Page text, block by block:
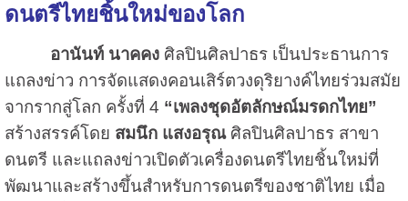
ดนตรีไทยชิ้นใหม่ของโลก
อานันท์ นาคคงศิลปินศิลปาธร เป็นประธานการ
แถลงข่าว การจัดแสดงคอนเสิร์ตวงดุริยางค์ไทยร่วมสมัย
จากรากสู่โลก ครั้งที่ 4 “เพลงชุดอัตลักษณ์มรดกไทย”
สร้างสรรค์โดย สมนึก แสงอรุณศิลปินศิลปาธร สาขา
ดนตรี และแถลงข่าวเปิดตัวเครื่องดนตรีไทยชิ้นใหม่ที่
พัฒนาและสร้างขึ้นสำหรับการดนตรีของชาติไทย เมื่อ